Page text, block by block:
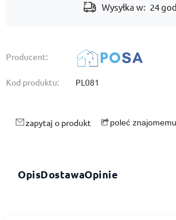
Wysyłka w: 24
Producent:
Kod produktu: PL081
zapytaj o produkt poleć znajomemu
OpisDostawaOpinie